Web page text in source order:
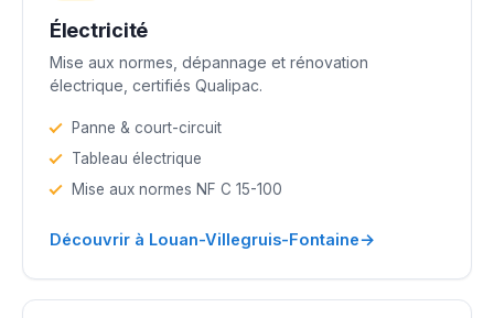
Électricité
Mise aux normes, dépannage et rénovation
électrique, certifiés Qualipac.
Panne & court-circuit
Tableau électrique
Mise aux normes NF C 15-100
Découvrir à Louan-Villegruis-Fontaine→